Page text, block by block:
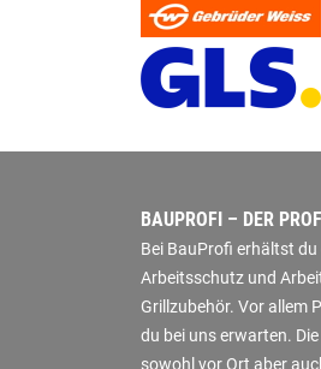
BAUPROFI – DER
Bei BauProfi erhältst
Arbeitsschutz und
Grillzubehör. Vor allem
du bei uns erwarten.
sowohl vor Ort aber